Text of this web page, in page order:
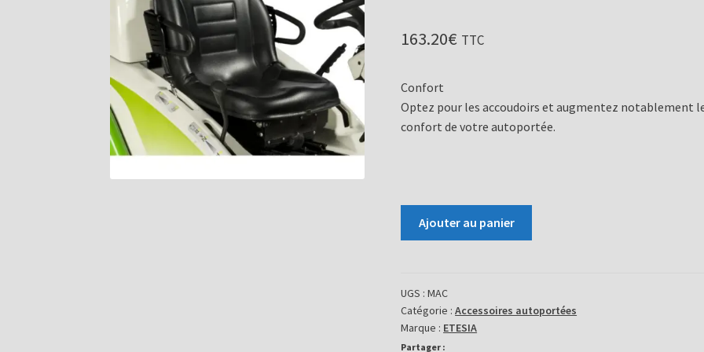
163.20€ TTC
Confort
Optez pour les accoudoirs et augmentez notablement
confort de votre autoportée.
réf.MAC
Ajouter au panier
UGS :MAC
Catégorie :Accessoires autoportées
Marque : ETESIA
Partager :